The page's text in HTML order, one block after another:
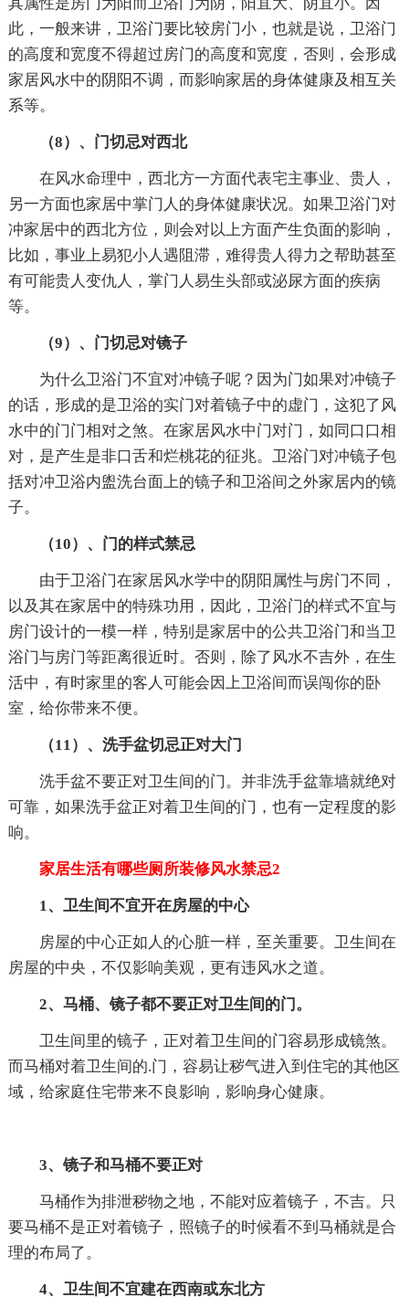
此，一般来讲，卫浴门要比较房门小，也就是说，卫浴门
的高度和宽度不得超过房门的高度和宽度，否则，会形成
家居风水中的阴阳不调，而影响家居的身体健康及相互关
系等。
（8）、门切忌对西北
在风水命理中，西北方一方面代表宅主事业、贵人，
另一方面也家居中掌门人的身体健康状况。如果卫浴门对
冲家居中的西北方位，则会对以上方面产生负面的影响，
比如，事业上易犯小人遇阻滞，难得贵人得力之帮助甚至
有可能贵人变仇人，掌门人易生头部或泌尿方面的疾病
等。
（9）、门切忌对镜子
为什么卫浴门不宜对冲镜子呢？因为门如果对冲镜子
的话，形成的是卫浴的实门对着镜子中的虚门，这犯了风
水中的门门相对之煞。在家居风水中门对门，如同口口相
对，是产生是非口舌和烂桃花的征兆。卫浴门对冲镜子包
括对冲卫浴内盥洗台面上的镜子和卫浴间之外家居内的镜
子。
（10）、门的样式禁忌
由于卫浴门在家居风水学中的阴阳属性与房门不同，
以及其在家居中的特殊功用，因此，卫浴门的样式不宜与
房门设计的一模一样，特别是家居中的公共卫浴门和当卫
浴门与房门等距离很近时。否则，除了风水不吉外，在生
活中，有时家里的客人可能会因上卫浴间而误闯你的卧
室，给你带来不便。
（11）、洗手盆切忌正对大门
洗手盆不要正对卫生间的门。并非洗手盆靠墙就绝对
可靠，如果洗手盆正对着卫生间的门，也有一定程度的影
响。
家居生活有哪些厕所装修风水禁忌2
1、卫生间不宜开在房屋的中心
房屋的中心正如人的心脏一样，至关重要。卫生间在
房屋的中央，不仅影响美观，更有违风水之道。
2、马桶、镜子都不要正对卫生间的门。
卫生间里的镜子，正对着卫生间的门容易形成镜煞。
而马桶对着卫生间的.门，容易让秽气进入到住宅的其他区
域，给家庭住宅带来不良影响，影响身心健康。
3、镜子和马桶不要正对
马桶作为排泄秽物之地，不能对应着镜子，不吉。只
要马桶不是正对着镜子，照镜子的时候看不到马桶就是合
理的布局了。
4、卫生间不宜建在西南或东北方